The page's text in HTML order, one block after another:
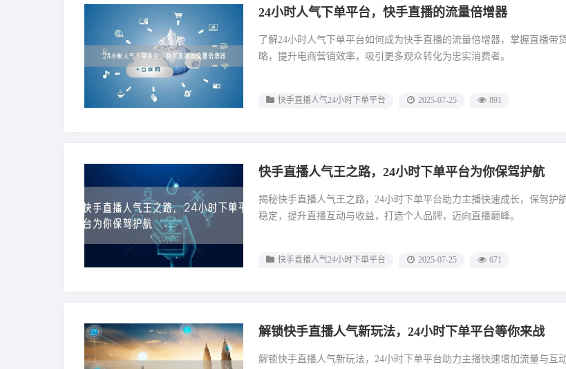
24小时人气下单平台，快手直播的流量倍增器
了解24小时人气下单平台如何成为快手直播的流量倍增器，掌握直播带
略，提升电商营销效率，吸引更多观众转化为忠实消费者。
快手直播人气24小时下单平台 2025-07-25 891
快手直播人气王之路，24小时下单平台为你保驾护航
揭秘快手直播人气王之路，24小时下单平台助力主播快速成长，保驾护
稳定，提升直播互动与收益，打造个人品牌，迈向直播巅峰。
快手直播人气24小时下单平台 2025-07-25 671
解锁快手直播人气新玩法，24小时下单平台等你来战
解锁快手直播人气新玩法，24小时下单平台助力主播快速增加流量与互